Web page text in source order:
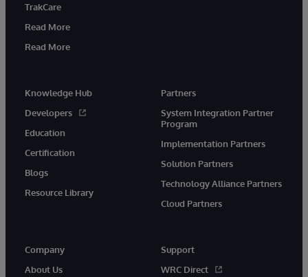
TrakCare
Read More
Read More
Knowledge Hub
Developers
Education
Certification
Blogs
Resource Library
Partners
System Integration Partner
Program
Implementation Partners
Solution Partners
Technology Alliance Partners
Cloud Partners
Company
About Us
Support
WRC Direct